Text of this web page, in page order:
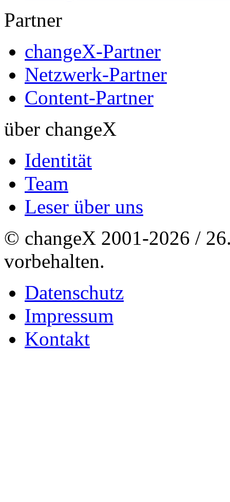
Partner
changeX-Partner
Netzwerk-Partner
Content-Partner
über changeX
Identität
Team
Leser über uns
© changeX 2001-2026 /
vorbehalten.
Datenschutz
Impressum
Kontakt